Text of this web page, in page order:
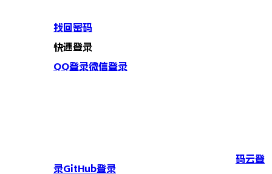
找回密码
快速登录
QQ登录微信登录
码云登
录GitHub登录